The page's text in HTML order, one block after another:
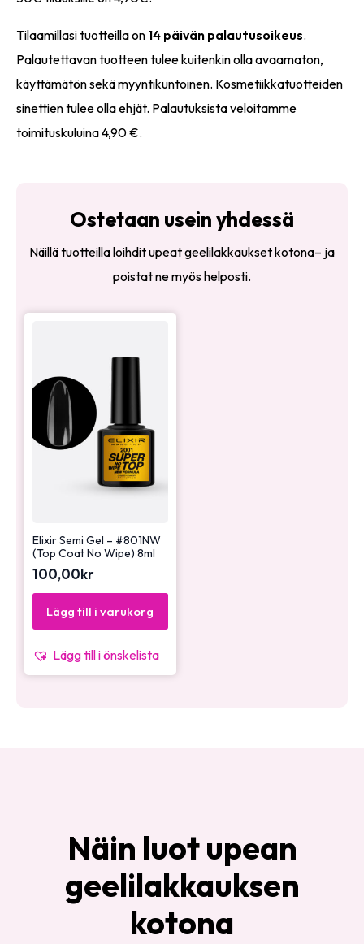
Tilaamillasi tuotteilla on 14 päivän palautusoikeus.
Palautettavan tuotteen tulee kuitenkin olla avaamaton,
käyttämätön sekä myyntikuntoinen. Kosmetiikkatuotteiden
sinettien tulee olla ehjät. Palautuksista veloitamme
toimituskuluina 4,90 €.
Ostetaan usein yhdessä
Näillä tuotteilla loihdit upeat geelilakkaukset kotona– ja
poistat ne myös helposti.
Elixir Semi Gel – #801NW
(Top Coat No Wipe) 8ml
100,00kr
Lägg till i varukorg
Lägg till i önskelista
Näin luot upean
geelilakkauksen
kotona